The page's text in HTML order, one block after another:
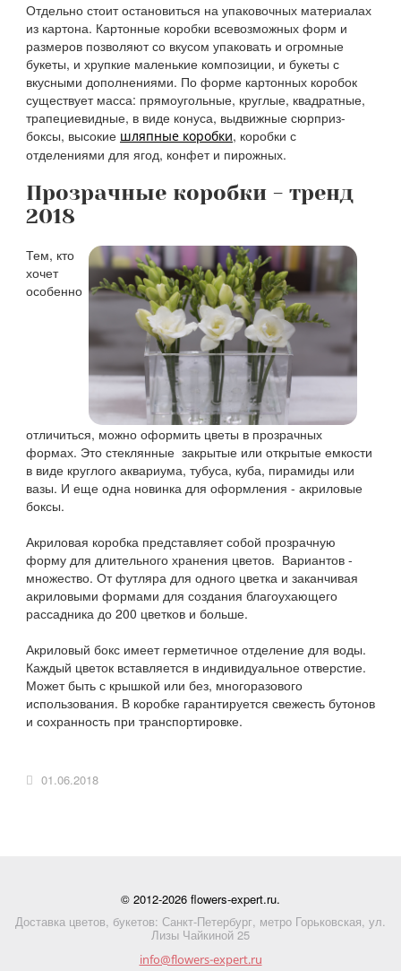
Отдельно стоит остановиться на упаковочных материалах
из картона. Картонные коробки всевозможных форм и
размеров позволяют со вкусом упаковать и огромные
букеты, и хрупкие маленькие композиции, и букеты с
вкусными дополнениями. По форме картонных коробок
существует масса: прямоугольные, круглые, квадратные,
трапециевидные, в виде конуса, выдвижные сюрприз-
боксы, высокие шляпные коробки, коробки с
отделениями для ягод, конфет и пирожных.
Прозрачные коробки - тренд
2018
Тем, кто
хочет
особенно
отличиться, можно оформить цветы в прозрачных
формах. Это стеклянные закрытые или открытые емкости
в виде круглого аквариума, тубуса, куба, пирамиды или
вазы. И еще одна новинка для оформления - акриловые
боксы.
Акриловая коробка представляет собой прозрачную
форму для длительного хранения цветов. Вариантов -
множество. От футляра для одного цветка и заканчивая
акриловыми формами для создания благоухающего
рассадника до 200 цветков и больше.
Акриловый бокс имеет герметичное отделение для воды.
Каждый цветок вставляется в индивидуальное отверстие.
Может быть с крышкой или без, многоразового
использования. В коробке гарантируется свежесть бутонов
и сохранность при транспортировке.
01.06.2018
© 2012-2026 flowers-expert.ru.
Доставка цветов, букетов: Санкт-Петербург, метро Горьковская, ул.
Лизы Чайкиной 25
info@flowers-expert.ru